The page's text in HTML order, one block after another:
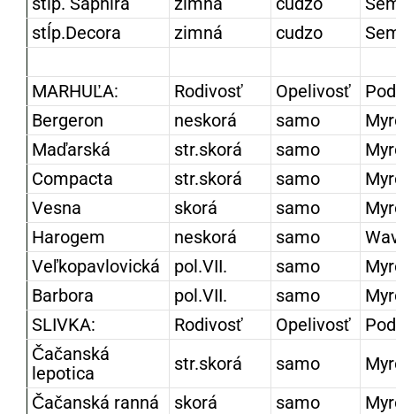
stĺp.Decora
zimná cudzo
MARHUĽA: Rodivosť Opelivosť
Bergeron
neskorá samo
Maďarská
str.skorá samo
Compacta
str.skorá samo
Vesna
skorá samo
Harogem
neskorá samo
Veľkopavlovická
pol.VII. samo
Barbora
pol.VII. samo
SLIVKA:
Rodivosť Opelivosť
Čačanská
lepotica
str.skorá samo
Čačanská ranná
skorá samo